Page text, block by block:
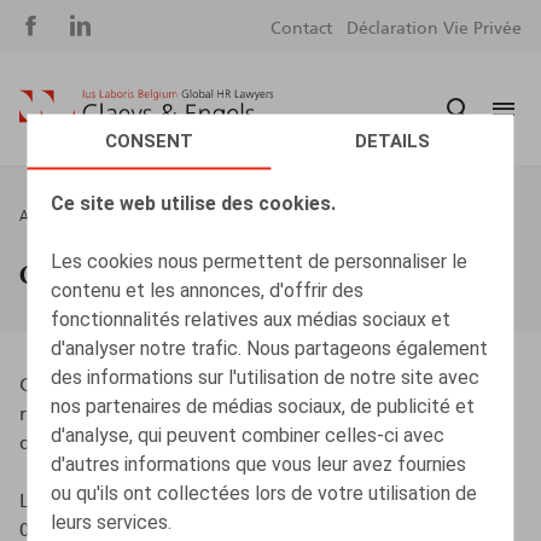
CONSENT DETAILS
Ce site web utilise des cookies.
Les cookies nous permettent de personnaliser le
contenu et les annonces, d'offrir des
fonctionnalités relatives aux médias sociaux et
d'analyser notre trafic. Nous partageons également
des informations sur l'utilisation de notre site avec
nos partenaires de médias sociaux, de publicité et
d'analyse, qui peuvent combiner celles-ci avec
d'autres informations que vous leur avez fournies
ou qu'ils ont collectées lors de votre utilisation de
leurs services.
Social
Contact Déclaration Vie Privée
Fil
d'Ariane
ACCUEIL
Garanties & assurances
Claeys & Engels et ses avocats sont assurés en
responsabilité civile professionnelle par l'intermédiaire
d'AON.
Le montant maximum de la couverture est de 25 000
000 EUR.